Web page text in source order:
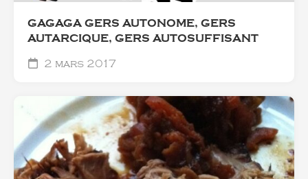
GAGAGA GERS AUTONOME, GERS
AUTARCIQUE, GERS AUTOSUFFISANT
2 mars 2017